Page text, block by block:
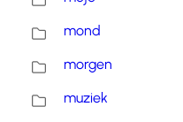
mond
morgen
muziek